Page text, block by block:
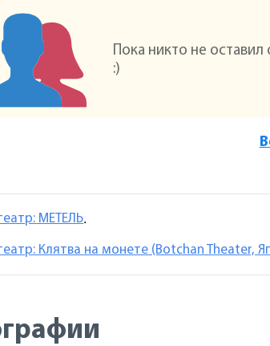
Пока никто не
:)
МЕТЕЛЬ.
Клятва на монете (Botchan Theater,